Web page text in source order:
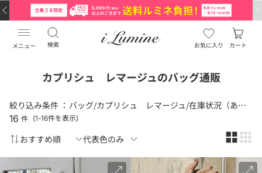
メニュー 検索 お気に入り カート
カプリシュ レマージュのバッグ通販
絞り込み条件 ：
バッグ/カプリシュ レマージュ/在庫状況（あり）
16 件 (1-16件を表示)